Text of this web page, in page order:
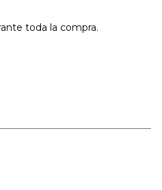
toda la compra.